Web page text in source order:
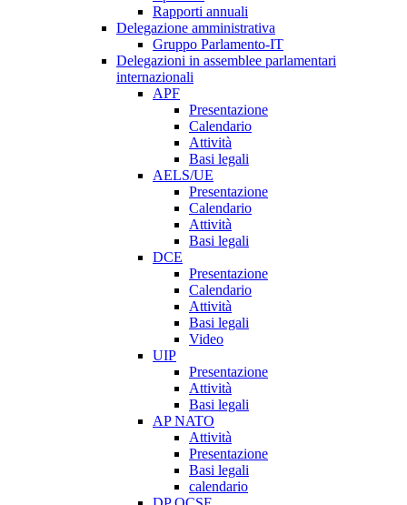
Rapporti annuali
Delegazione amministrativa
Gruppo Parlamento-IT
Delegazioni in assemblee parlamentari
internazionali
APF
Presentazione
Calendario
Attività
Basi legali
AELS/UE
Presentazione
Calendario
Attività
Basi legali
DCE
Presentazione
Calendario
Attività
Basi legali
Video
UIP
Presentazione
Attività
Basi legali
AP NATO
Attività
Presentazione
Basi legali
calendario